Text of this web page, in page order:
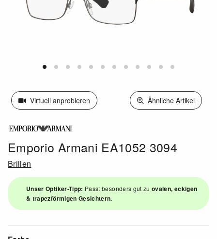
Virtuell anprobieren Ähnliche Artikel
Emporio Armani EA1052 3094
Brillen
Unser Optiker-Tipp: Passt besonders gut zuovalen, eckigen
& trapezförmigen Gesichtern.